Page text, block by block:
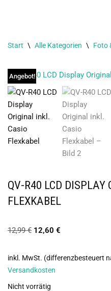
Start \ Alle Kategorien \ Foto
Angebot!
QV-R40 LCD DISPLAY
FLEXKABEL
12,99€ 12,60 €
inkl. MwSt. (differenzbesteuert
Versandkosten
Nicht vorrätig